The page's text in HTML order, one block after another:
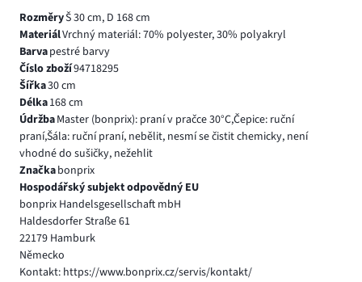
RozměryŠ 30 cm, D 168 cm
MateriálVrchný materiál: 70% polyester, 30% polyakryl
Barvapestré barvy
Číslo zboží94718295
Šířka30 cm
Délka168 cm
ÚdržbaMaster (bonprix): praní v pračce 30°C,Čepice: ruční
praní,Šála: ruční praní, nebělit, nesmí se čistit chemicky, není
vhodné do sušičky, nežehlit
Značkabonprix
Hospodářský subjekt odpovědný EU
bonprix Handelsgesellschaft mbH
Haldesdorfer Straße 61
22179 Hamburk
Německo
Kontakt: https://www.bonprix.cz/servis/kontakt/